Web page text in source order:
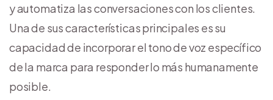
y automatiza las conversaciones con los clientes.
Una de sus características principales es su
capacidad de incorporar el tono de voz específico
de la marca para responder lo más humanamente
posible.